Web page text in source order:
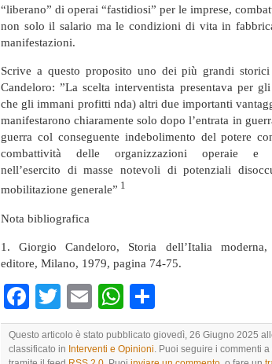
“liberano” di operai “fastidiosi” per le imprese,
non solo il salario ma le condizioni di vita in
manifestazioni.
Scrive a questo proposito uno dei più grandi
Candeloro: ”La scelta interventista presentava per
che gli immani profitti nda) altri due importanti
manifestarono chiaramente solo dopo l’entrata in
guerra col conseguente indebolimento del potere
combattività delle organizzazioni operaie e
nell’esercito di masse notevoli di potenziali
mobilitazione generale” 1
Nota bibliografica
1. Giorgio Candeloro, Storia dell’Italia
editore, Milano, 1979, pagina 74-75.
Facebook
TwitterEmailWhatsApp
Questo articolo è stato pubblicato giovedì, 26 Giugno 2025
classificato in Interventi e Opinioni. Puoi seguire i commenti